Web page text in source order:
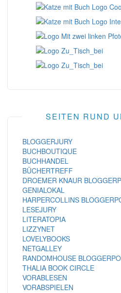
SEITEN RUND
BLOGGERJURY
BUCHBOUTIQUE
BUCHHANDEL
BÜCHERTREFF
DROEMER KNAUR
GENIALOKAL
HARPERCOLLINS
LESEJURY
LITERATOPIA
LIZZYNET
LOVELYBOOKS
NETGALLEY
RANDOMHOUSE
THALIA BOOK CIRCLE
VORABLESEN
VORABSPIELEN